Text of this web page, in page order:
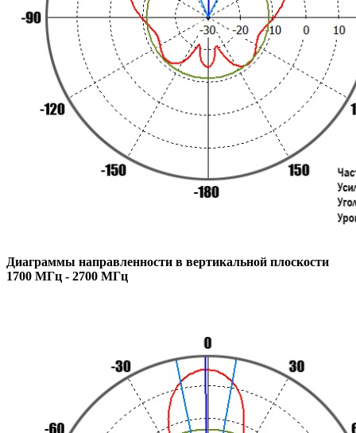
Диаграммы направленности в вертикальной плоскости
1700 МГц - 2700 МГц